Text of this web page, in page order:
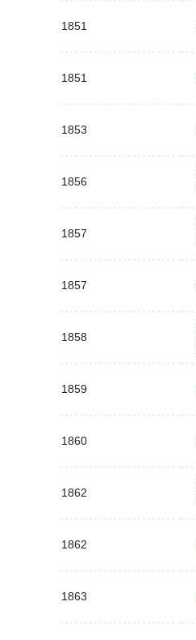
1851
1851
1853
1856
1857
1857
1858
1859
1860
1862
1862
1863